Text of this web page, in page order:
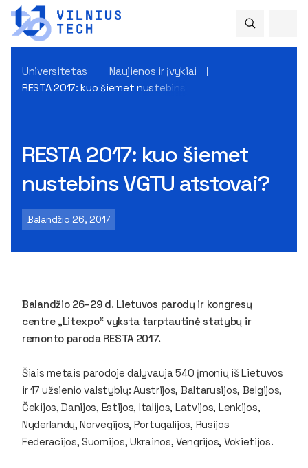
Universitetas
Naujienos ir įvykiai
RESTA 2017: kuo šiemet nustebins VGTU atstovai?
RESTA 2017: kuo šiemet
nustebins VGTU atstovai?
Balandžio 26, 2017
Balandžio 26–29 d. Lietuvos parodų ir kongresų
centre „Litexpo“ vyksta tarptautinė statybų ir
remonto paroda RESTA 2017.
Šiais metais parodoje dalyvauja 540 įmonių iš Lietuvos
ir 17 užsienio valstybių: Austrijos, Baltarusijos, Belgijos,
Čekijos, Danijos, Estijos, Italijos, Latvijos, Lenkijos,
Nyderlandų, Norvegijos, Portugalijos, Rusijos
Federacijos, Suomijos, Ukrainos, Vengrijos, Vokietijos.